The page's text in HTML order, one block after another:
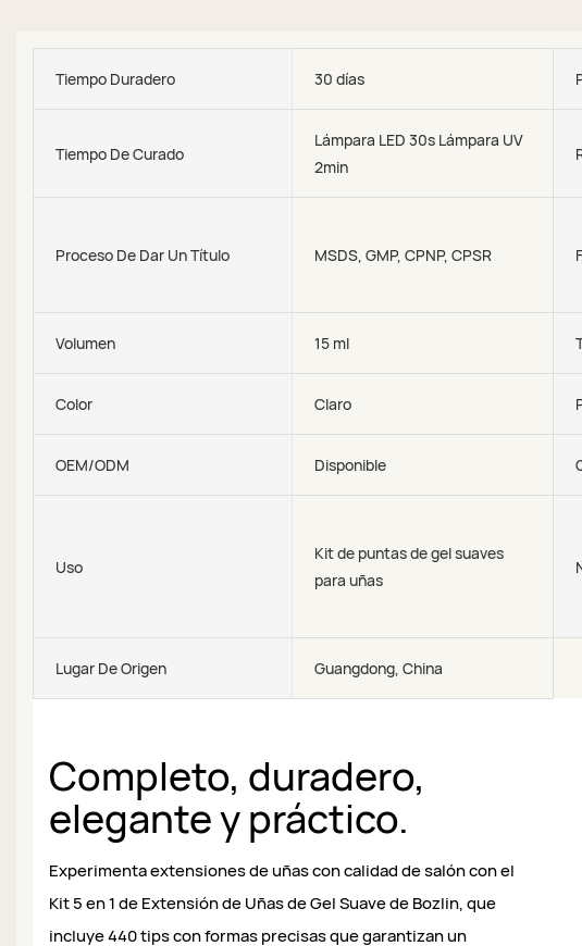
Tiempo Duradero 30 días
Tiempo De Curado
Lámpara LED 30s Lámpara UV
2min
Proceso De Dar Un Título MSDS, GMP, CPNP, CPSR
Volumen 15 ml
Color Claro
OEM/ODM Disponible
Uso
Kit de puntas de gel suaves
para uñas
Lugar De Origen Guangdong, China
Completo, duradero,
elegante y práctico.
Experimenta extensiones de uñas con calidad de salón con el
Kit 5 en 1 de Extensión de Uñas de Gel Suave de Bozlin, que
incluye 440 tips con formas precisas que garantizan un